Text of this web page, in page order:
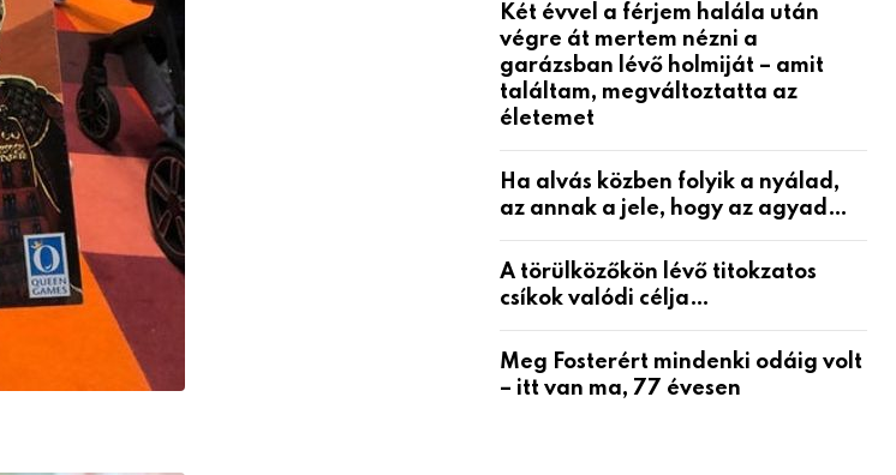
Két évvel a férjem halála után
végre át mertem nézni a
garázsban lévő holmiját – amit
találtam, megváltoztatta az
életemet
Ha alvás közben folyik a nyálad,
az annak a jele, hogy az agyad…
A törülközőkön lévő titokzatos
csíkok valódi célja…
Meg Fosterért mindenki odáig volt
– itt van ma, 77 évesen